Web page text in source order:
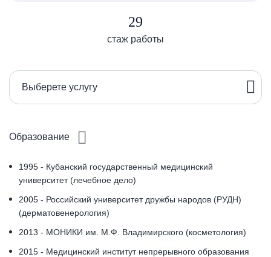
29
стаж работы
Выберете услугу
Образование
1995 - Кубанский государственный медицинский
университет (лечебное дело)
2005 - Российский университет дружбы народов (РУДН)
(дерматовенерология)
2013 - МОНИКИ им. М.Ф. Владимирского (косметология)
2015 - Медицинский институт непрерывного образования